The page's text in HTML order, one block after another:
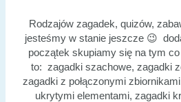
Rodzajów zagadek, quizów,
jesteśmy w stanie jeszcze 😉
początek skupiamy się na tym
to: zagadki szachowe, zagadki
zagadki z połączonymi
ukrytymi elementami, zagadki